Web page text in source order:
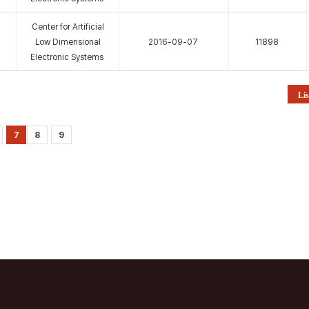
Center for Artificial
Low Dimensional
Electronic Systems
2016-09-07 11898
7 8 9